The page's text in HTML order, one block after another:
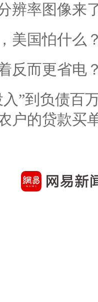
辨率图像来
美国怕什么
反而更省电
入”到负债百
户的贷款买